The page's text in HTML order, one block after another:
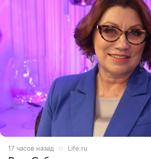
17 часов назад Life.ru